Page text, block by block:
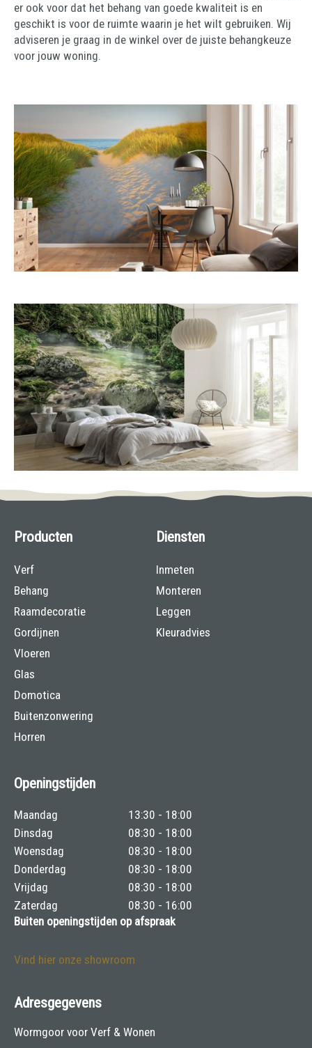
er ook voor dat het behang van goede kwaliteit is en
geschikt is voor de ruimte waarin je het wilt gebruiken. Wij
adviseren je graag in de winkel over de juiste behangkeuze
voor jouw woning.
Producten
Verf
Behang
Raamdecoratie
Gordijnen
Vloeren
Glas
Domotica
Buitenzonwering
Horren
Diensten
Inmeten
Monteren
Leggen
Kleuradvies
Openingstijden
Maandag
13:30 - 18:00
Dinsdag
08:30 - 18:00
Woensdag
08:30 - 18:00
Donderdag
08:30 - 18:00
Vrijdag
08:30 - 18:00
Zaterdag
08:30 - 16:00
Buiten openingstijden op afspraak
Vind hier onze showroom
Adresgegevens
Wormgoor voor Verf & Wonen